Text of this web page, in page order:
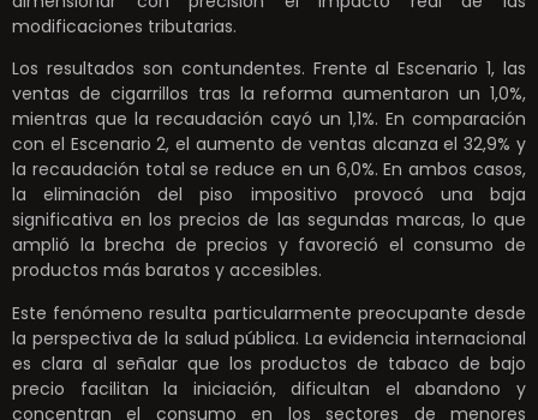
modificaciones tributarias.
Los resultados son contundentes. Frente al Escenario 1, las
ventas de cigarrillos tras la reforma aumentaron un 1,0%,
mientras que la recaudación cayó un 1,1%. En comparación
con el Escenario 2, el aumento de ventas alcanza el 32,9% y
la recaudación total se reduce en un 6,0%. En ambos casos,
la eliminación del piso impositivo provocó una baja
significativa en los precios de las segundas marcas, lo que
amplió la brecha de precios y favoreció el consumo de
productos más baratos y accesibles.
Este fenómeno resulta particularmente preocupante desde
la perspectiva de la salud pública. La evidencia internacional
es clara al señalar que los productos de tabaco de bajo
precio facilitan la iniciación, dificultan el abandono y
concentran el consumo en los sectores de menores